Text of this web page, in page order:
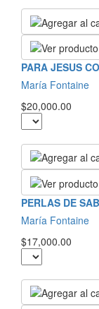
PARA JESUS
María Fontaine
$20,000.00
PERLAS DE
María Fontaine
$17,000.00